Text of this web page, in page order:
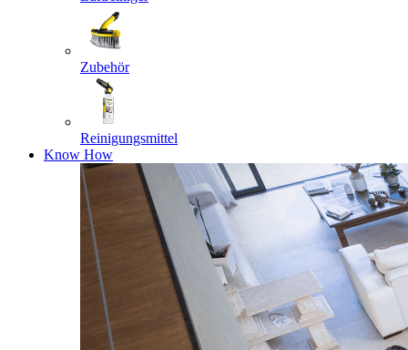
Zubehör
Reinigungsmittel
Know How